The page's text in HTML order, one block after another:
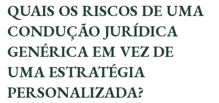
QUAIS OS RISCOS DE UMA
CONDUÇÃO JURÍDICA
GENÉRICA EM VEZ DE
UMA ESTRATÉGIA
PERSONALIZADA?